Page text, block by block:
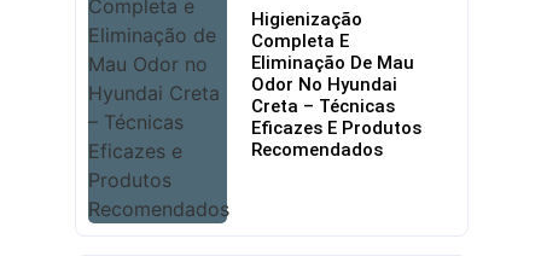
Higienização
Completa E
Eliminação De Mau
Odor No Hyundai
Creta – Técnicas
Eficazes E Produtos
Recomendados